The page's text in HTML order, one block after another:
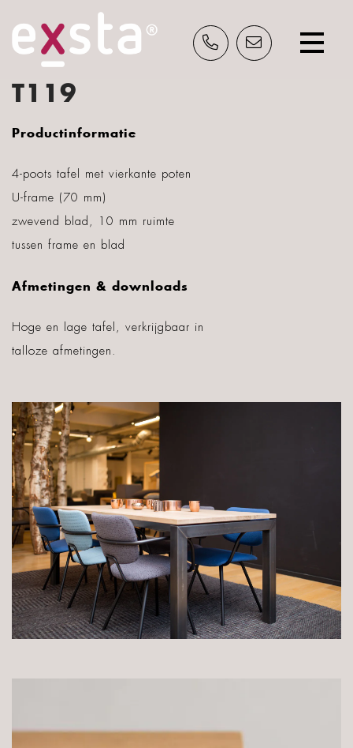
T119
Productinformatie
4-poots tafel met vierkante poten
U-frame (70 mm)
zwevend blad, 10 mm ruimte
tussen frame en blad
Afmetingen & downloads
Hoge en lage tafel, verkrijgbaar in
talloze afmetingen.
INSPIRATIE?
Schrijf je nu in en ontvang gratis ons